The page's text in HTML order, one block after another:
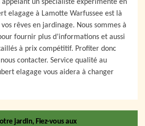
un spécialiste expérimenté en
elagage à Lamotte Warfussee est là
rêves en jardinage. Nous sommes à
fournir plus d’informations et aussi
à prix compétitif. Profiter donc
contacter. Service qualité au
elagage vous aidera à changer
jardin, Fiez-vous aux